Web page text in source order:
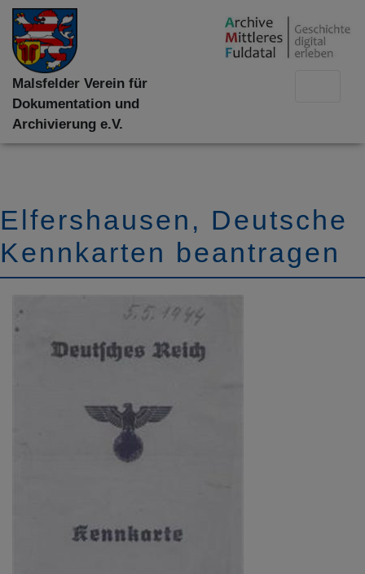
Malsfelder Verein für
Dokumentation und
Archivierung e.V.
Elfershausen, Deutsche
Kennkarten beantragen